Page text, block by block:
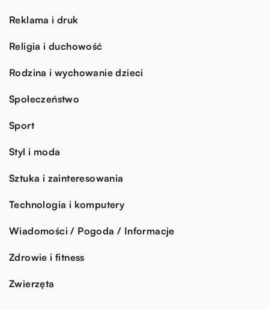
Reklama i druk
Religia i duchowość
Rodzina i wychowanie dzieci
Społeczeństwo
Sport
Styl i moda
Sztuka i zainteresowania
Technologia i komputery
Wiadomości / Pogoda / Informacje
Zdrowie i fitness
Zwierzęta